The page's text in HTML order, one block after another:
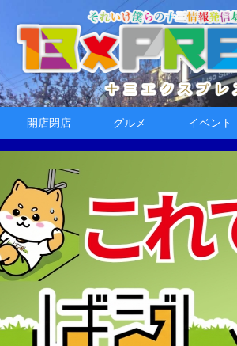
開店閉店 グルメ イベント